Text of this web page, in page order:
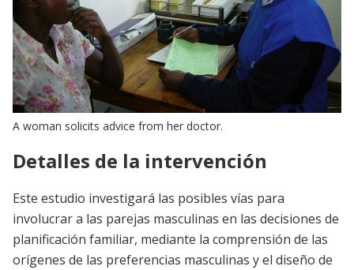
A woman solicits advice from her doctor.
Detalles de la intervención
Este estudio investigará las posibles vías para
involucrar a las parejas masculinas en las decisiones de
planificación familiar, mediante la comprensión de las
orígenes de las preferencias masculinas y el diseño de